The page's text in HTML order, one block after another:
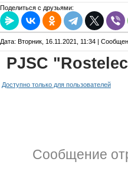
Поделиться с друзьями:
Дата: Вторник, 16.11.2021, 11:34 |
PJSC
Доступно только для пользователей
Сообщение